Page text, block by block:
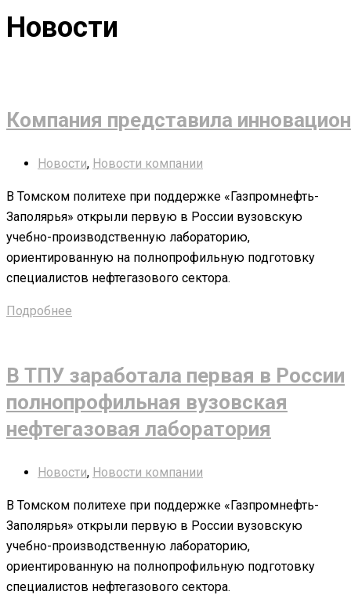
Новости
Компания представила
Новости, Новости компании
В Томском политехе при поддержке «Газпромнефть-
Заполярья» открыли первую в России вузовскую
учебно-производственную лабораторию,
ориентированную на полнопрофильную подготовку
специалистов нефтегазового сектора.
Подробнее
В ТПУ заработала первая в России
полнопрофильная вузовская
нефтегазовая лаборатория
Новости, Новости компании
В Томском политехе при поддержке «Газпромнефть-
Заполярья» открыли первую в России вузовскую
учебно-производственную лабораторию,
ориентированную на полнопрофильную подготовку
специалистов нефтегазового сектора.